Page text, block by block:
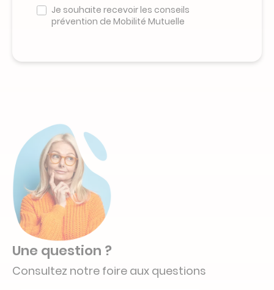
champ
Je souhaite recevoir les conseils
prévention de Mobilité Mutuelle
Une question ?
Consultez notre foire aux questions